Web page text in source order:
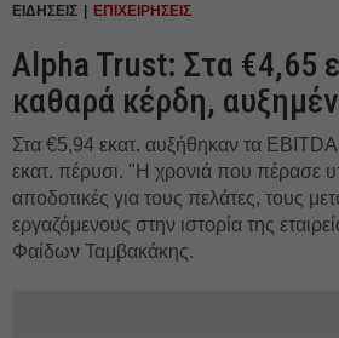
ΕΙΔΗΣΕΙΣ ΕΠΙΧΕΙΡΗΣΕΙΣ
Alpha Trust: Στα €4,65
καθαρά κέρδη,
Στα €5,94 εκατ. αυξήθηκαν τα
εκατ. πέρυσι. "Η χρονιά που πέρασε
αποδοτικές για τους πελάτες, τους
εργαζόμενους στην ιστορία της
Φαίδων Ταμβακάκης.